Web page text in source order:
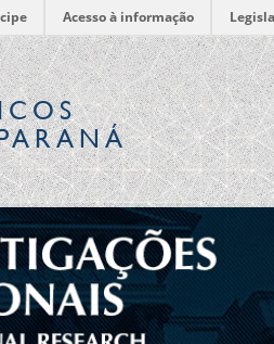
Acesso à informação